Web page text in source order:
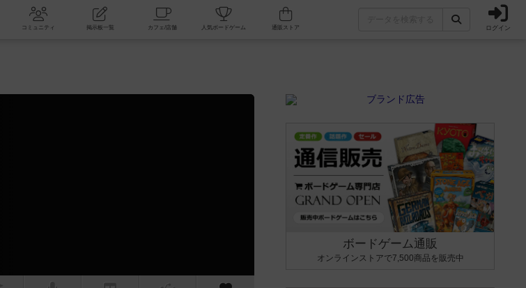
ボードゲーム会 コミュニティ 掲示板一覧 カフェ/店舗 人気ボードゲーム ログイン
ボードゲーム通販
オンラインストアで7,500商品を販売中